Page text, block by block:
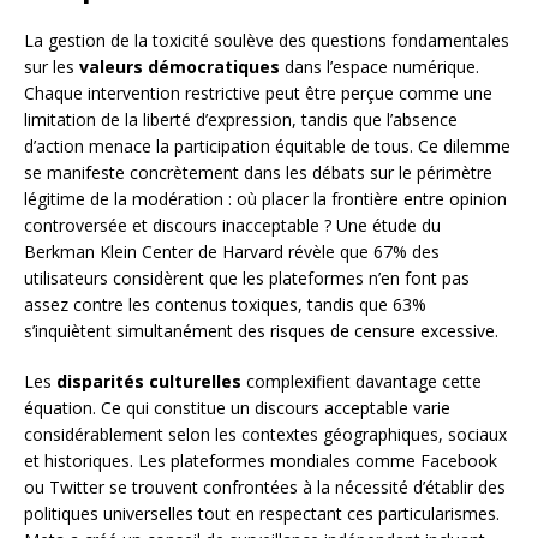
La gestion de la toxicité soulève des questions fondamentales
sur les valeurs démocratiques dans l’espace numérique.
Chaque intervention restrictive peut être perçue comme une
limitation de la liberté d’expression, tandis que l’absence
d’action menace la participation équitable de tous. Ce dilemme
se manifeste concrètement dans les débats sur le périmètre
légitime de la modération : où placer la frontière entre opinion
controversée et discours inacceptable ? Une étude du
Berkman Klein Center de Harvard révèle que 67% des
utilisateurs considèrent que les plateformes n’en font pas
assez contre les contenus toxiques, tandis que 63%
s’inquiètent simultanément des risques de censure excessive.
Les disparités culturelles complexifient davantage cette
équation. Ce qui constitue un discours acceptable varie
considérablement selon les contextes géographiques, sociaux
et historiques. Les plateformes mondiales comme Facebook
ou Twitter se trouvent confrontées à la nécessité d’établir des
politiques universelles tout en respectant ces particularismes.